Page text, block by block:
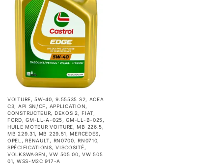
VOITURE,5W-40,9.55535 S2, ACEA
C3, API SN/CF, APPLICATION,
CONSTRUCTEUR, DEXOS 2,FIAT,
FORD,GM-LL-A-025,GM-LL-B-025,
HUILE MOTEUR VOITURE,MB 226.5,
MB 229.31, MB 229.51,MERCEDES,
OPEL ,RENAULT, RN0700,RN0710,
SPÉCIFICATIONS,VISCOSITÉ,
VOLKSWAGEN ,VW 505 00,VW 505
01, WSS-M2C 917-A